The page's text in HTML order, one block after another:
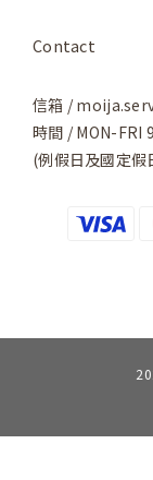
Contact
信箱 /
時間 / MON-FRI
(例假日及國定假